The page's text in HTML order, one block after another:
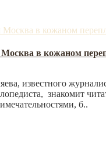
в кожаном
известного
знакомит
б..